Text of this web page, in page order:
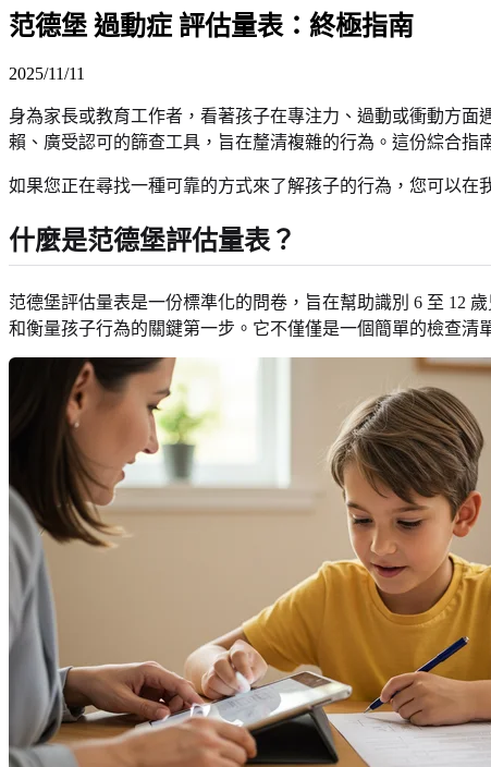
范德堡 過動症 評估量表：終極指南
2025/11/11
身為家長或教育工作者，看著孩子在專注力、過動或衝動方
賴、廣受認可的篩查工具，旨在釐清複雜的行為。這份綜合指
如果您正在尋找一種可靠的方式來了解孩子的行為，您可以在
什麼是范德堡評估量表？
范德堡評估量表是一份標準化的問卷，旨在幫助識別 6 至 12
和衡量孩子行為的關鍵第一步。它不僅僅是一個簡單的檢查